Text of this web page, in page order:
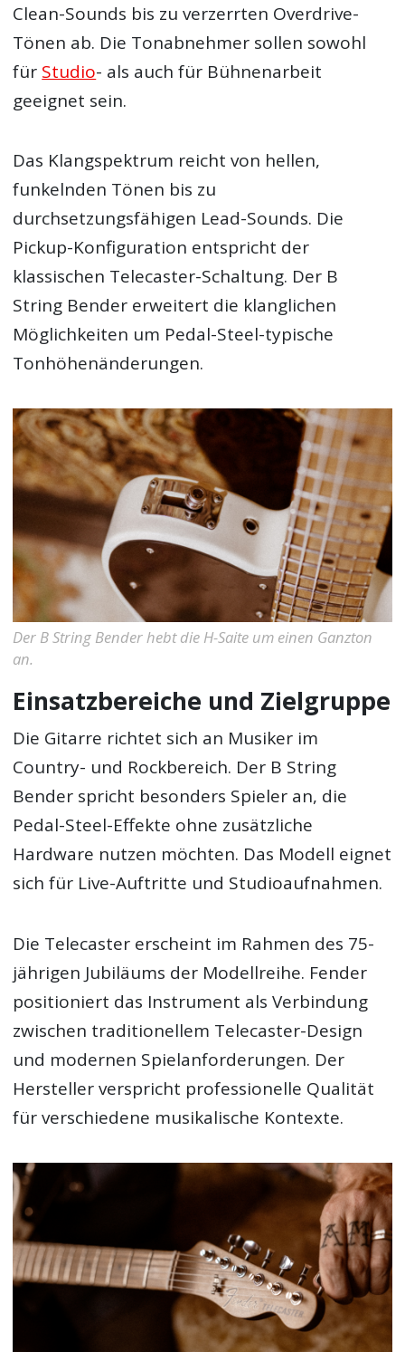
Clean-Sounds bis zu verzerrten Overdrive-
Tönen ab. Die Tonabnehmer sollen sowohl
für Studio- als auch für Bühnenarbeit
geeignet sein.
Das Klangspektrum reicht von hellen,
funkelnden Tönen bis zu
durchsetzungsfähigen Lead-Sounds. Die
Pickup-Konfiguration entspricht der
klassischen Telecaster-Schaltung. Der B
String Bender erweitert die klanglichen
Möglichkeiten um Pedal-Steel-typische
Tonhöhenänderungen.
Der B String Bender hebt die H-Saite um einen Ganzton
an.
Einsatzbereiche und Zielgruppe
Die Gitarre richtet sich an Musiker im
Country- und Rockbereich. Der B String
Bender spricht besonders Spieler an, die
Pedal-Steel-Effekte ohne zusätzliche
Hardware nutzen möchten. Das Modell eignet
sich für Live-Auftritte und Studioaufnahmen.
Die Telecaster erscheint im Rahmen des 75-
jährigen Jubiläums der Modellreihe. Fender
positioniert das Instrument als Verbindung
zwischen traditionellem Telecaster-Design
und modernen Spielanforderungen. Der
Hersteller verspricht professionelle Qualität
für verschiedene musikalische Kontexte.